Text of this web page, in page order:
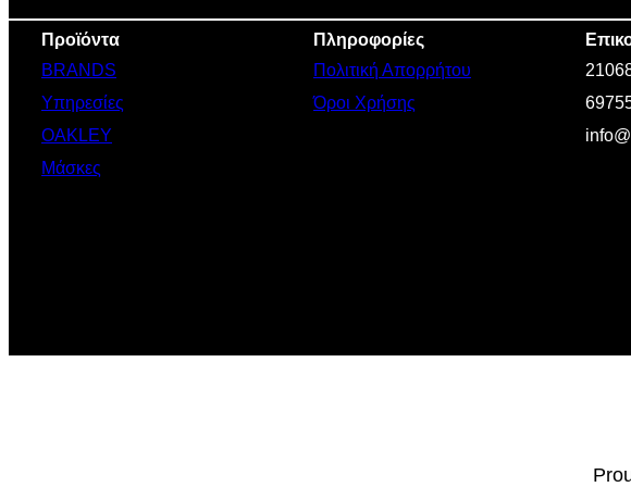
Προϊόντα
BRANDS
Υπηρεσίες
OAKLEY
Μάσκες
Πληροφορίες
Πολιτική Απορρήτου
Όροι Χρήσης